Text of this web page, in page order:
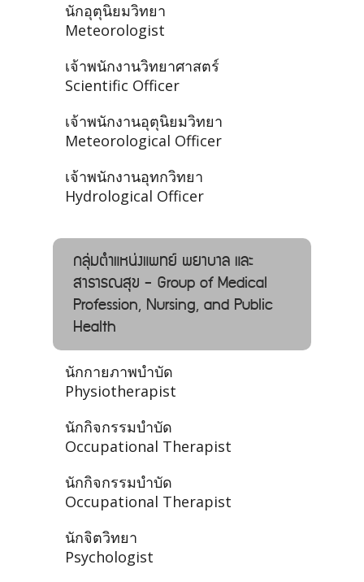
นักอุตุนิยมวิทยา
Meteorologist
เจ้าพนักงานวิทยาศาสตร์
Scientific Officer
เจ้าพนักงานอุตุนิยมวิทยา
Meteorological Officer
เจ้าพนักงานอุทกวิทยา
Hydrological Officer
กลุ่มตำแหน่งแพทย์ พยาบาล และ
สาธารณสุข - Group of Medical
Profession, Nursing, and Public
Health
นักกายภาพบำบัด
Physiotherapist
นักกิจกรรมบำบัด
Occupational Therapist
นักกิจกรรมบำบัด
Occupational Therapist
นักจิตวิทยา
Psychologist